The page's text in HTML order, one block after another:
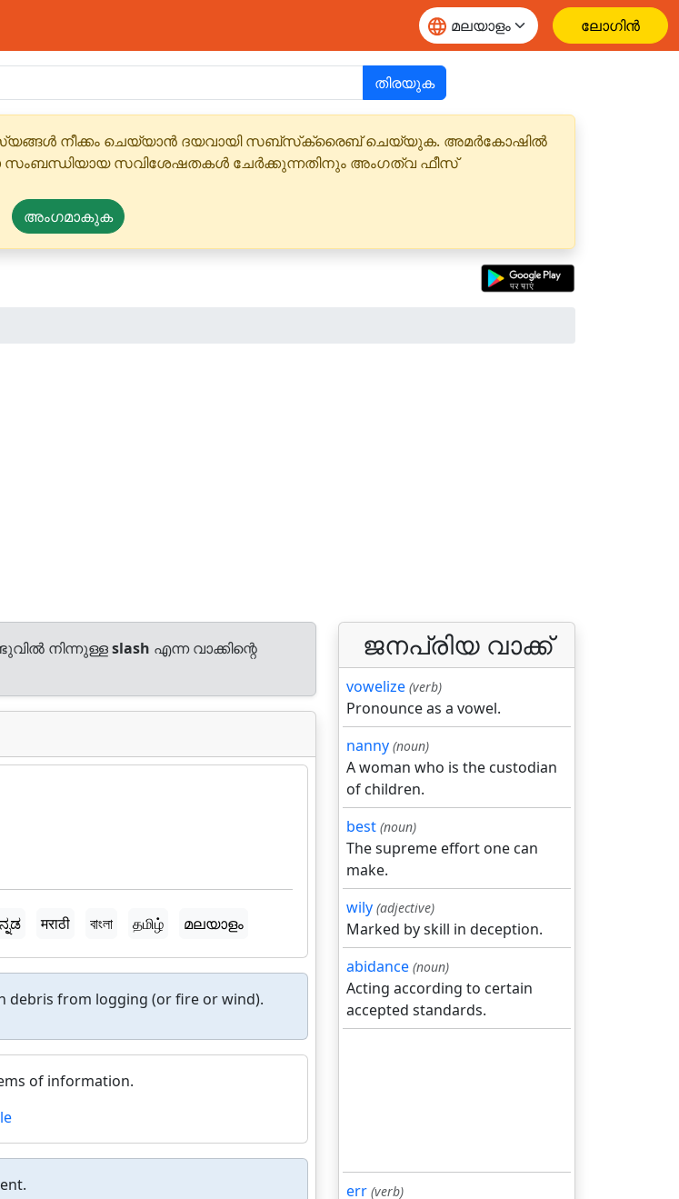
ലോഗിൻ
തിരയുക
നീക്കം ചെയ്യാൻ ദയവായി സബ്‌സ്‌ക്രൈബ് ചെയ്യുക. അമർകോഷിൽ
സംബന്ധിയായ സവിശേഷതകൾ ചേർക്കുന്നതിനും അംഗത്വ ഫീസ്
അംഗമാകുക
നിന്നുള്ളslash എന്ന വാക്കിന്റെ
मराठी বাংলা தமிழ் മലയാളം
debris from logging (or fire or wind).
of information.
ജനപ്രിയ വാക്ക്
vowelize (verb)
Pronounce as a vowel.
nanny (noun)
A woman who is the custodian
of children.
best (noun)
The supreme effort one can
make.
wily (adjective)
Marked by skill in deception.
abidance (noun)
Acting according to certain
accepted standards.
err (verb)